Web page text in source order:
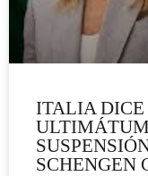
ITALIA DICE
SCHENGEN